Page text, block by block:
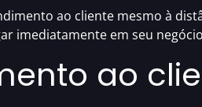
ao cliente mesmo à
imediatamente em seu
ao